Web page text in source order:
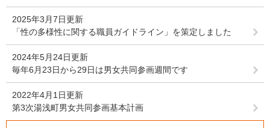
2025年3月7日更新
「性の多様性に関する職員ガイドライン」を策定しました
2024年5月24日更新
毎年6月23日から29日は男女共同参画週間です
2022年4月1日更新
第3次湯浅町男女共同参画基本計画